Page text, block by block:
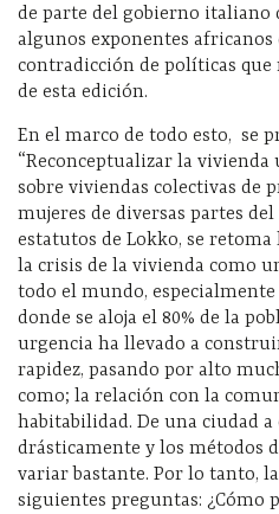
de parte del gobierno italiano
algunos exponentes africanos
contradicción de políticas que
de esta edición.
En el marco de todo esto, se
“Reconceptualizar la vivienda
sobre viviendas colectivas de
mujeres de diversas partes
estatutos de Lokko, se
la crisis de la vivienda como
todo el mundo,
donde se aloja el 80% de la
urgencia ha llevado a
rapidez, pasando por alto
como; la relación con la
habitabilidad. De una ciudad
drásticamente y los métodos
variar bastante. Por lo tanto,
siguientes preguntas: ¿Cómo